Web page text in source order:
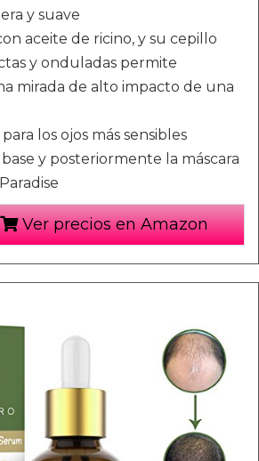
y suave
aceite de ricino, y su cepillo
y onduladas permite
mirada de alto impacto de una
los ojos más sensibles
y posteriormente la máscara
Ver precios en Amazon